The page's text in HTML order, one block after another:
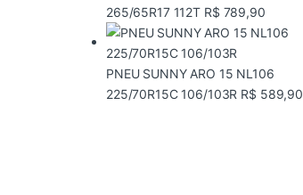
265/65R17 112T R$ 789,90
PNEU SUNNY ARO 15 NL106
225/70R15C 106/103R R$ 589,90